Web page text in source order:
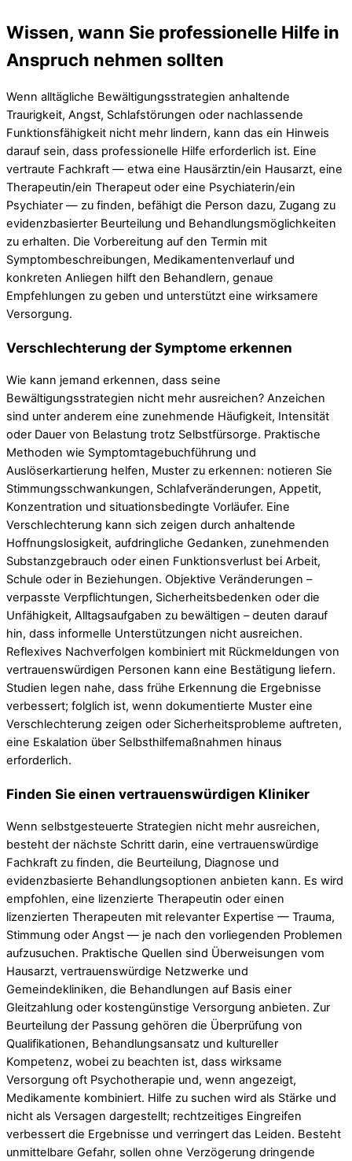
Wissen, wann Sie professionelle Hilfe in
Anspruch nehmen sollten
Wenn alltägliche Bewältigungsstrategien anhaltende
Traurigkeit, Angst, Schlafstörungen oder nachlassende
Funktionsfähigkeit nicht mehr lindern, kann das ein Hinweis
darauf sein, dass professionelle Hilfe erforderlich ist. Eine
vertraute Fachkraft — etwa eine Hausärztin/ein Hausarzt, eine
Therapeutin/ein Therapeut oder eine Psychiaterin/ein
Psychiater — zu finden, befähigt die Person dazu, Zugang zu
evidenzbasierter Beurteilung und Behandlungsmöglichkeiten
zu erhalten. Die Vorbereitung auf den Termin mit
Symptombeschreibungen, Medikamentenverlauf und
konkreten Anliegen hilft den Behandlern, genaue
Empfehlungen zu geben und unterstützt eine wirksamere
Versorgung.
Verschlechterung der Symptome erkennen
Wie kann jemand erkennen, dass seine
Bewältigungsstrategien nicht mehr ausreichen? Anzeichen
sind unter anderem eine zunehmende Häufigkeit, Intensität
oder Dauer von Belastung trotz Selbstfürsorge. Praktische
Methoden wie Symptomtagebuchführung und
Auslöserkartierung helfen, Muster zu erkennen: notieren Sie
Stimmungsschwankungen, Schlafveränderungen, Appetit,
Konzentration und situationsbedingte Vorläufer. Eine
Verschlechterung kann sich zeigen durch anhaltende
Hoffnungslosigkeit, aufdringliche Gedanken, zunehmenden
Substanzgebrauch oder einen Funktionsverlust bei Arbeit,
Schule oder in Beziehungen. Objektive Veränderungen –
verpasste Verpflichtungen, Sicherheitsbedenken oder die
Unfähigkeit, Alltagsaufgaben zu bewältigen – deuten darauf
hin, dass informelle Unterstützungen nicht ausreichen.
Reflexives Nachverfolgen kombiniert mit Rückmeldungen von
vertrauenswürdigen Personen kann eine Bestätigung liefern.
Studien legen nahe, dass frühe Erkennung die Ergebnisse
verbessert; folglich ist, wenn dokumentierte Muster eine
Verschlechterung zeigen oder Sicherheitsprobleme auftreten,
eine Eskalation über Selbsthilfemaßnahmen hinaus
erforderlich.
Finden Sie einen vertrauenswürdigen Kliniker
Wenn selbstgesteuerte Strategien nicht mehr ausreichen,
besteht der nächste Schritt darin, eine vertrauenswürdige
Fachkraft zu finden, die Beurteilung, Diagnose und
evidenzbasierte Behandlungsoptionen anbieten kann. Es wird
empfohlen, eine lizenzierte Therapeutin oder einen
lizenzierten Therapeuten mit relevanter Expertise — Trauma,
Stimmung oder Angst — je nach den vorliegenden Problemen
aufzusuchen. Praktische Quellen sind Überweisungen vom
Hausarzt, vertrauenswürdige Netzwerke und
Gemeindekliniken, die Behandlungen auf Basis einer
Gleitzahlung oder kostengünstige Versorgung anbieten. Zur
Beurteilung der Passung gehören die Überprüfung von
Qualifikationen, Behandlungsansatz und kultureller
Kompetenz, wobei zu beachten ist, dass wirksame
Versorgung oft Psychotherapie und, wenn angezeigt,
Medikamente kombiniert. Hilfe zu suchen wird als Stärke und
nicht als Versagen dargestellt; rechtzeitiges Eingreifen
verbessert die Ergebnisse und verringert das Leiden. Besteht
unmittelbare Gefahr, sollen ohne Verzögerung dringende